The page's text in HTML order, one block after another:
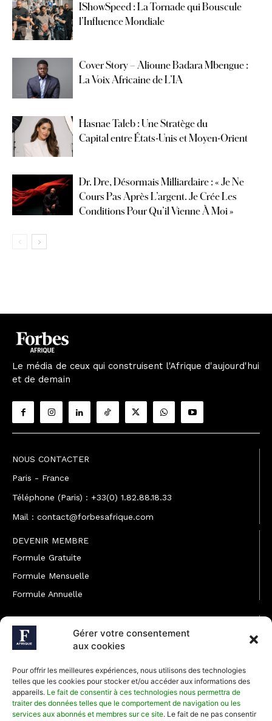
Gérer votre consentement
aux cookies
Pour offrir les meilleures expériences, nous utilisons des technologies
telles que les cookies pour stocker et/ou accéder aux informations des
appareils. Le fait de consentir à ces technologies nous permettra de
traiter des données telles que le comportement de navigation ou les
services aux abonnés et membres sur ce site. Le fait de ne pas consentir
IShowSpeed : La Tornade qui Bouscule
l’Influence Mondiale
Cover Story – Alioune Badara Mbengue :
La Voix Africaine de L’IA
Hasnae Taleb : Une Stratège du
Capital entre États-Unis et Moyen-Orient
Dr. Dre, Désormais Milliardaire : « Je Ne
Cours Pas Après L’argent. Je Crée Les
Conditions Pour Qu’il Vienne À Moi »
Le média de ceux qui construisent l'Afrique d'aujourd'hui
et de demain
NOUS CONTACTER
Paris - France
Téléphone (Paris) : +33(0) 1.82.88.18.33
Mail : contact@forbesafrique.com
DEVENIR MEMBRE
Formule Gratuite
Formule Mensuelle
Formule Annuelle
JOINDRE L'ÉQUIPE
Rédaction
Développement commercial
Communiquer avec Forbes Afrique